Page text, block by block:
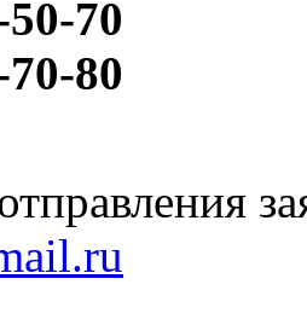
70
80